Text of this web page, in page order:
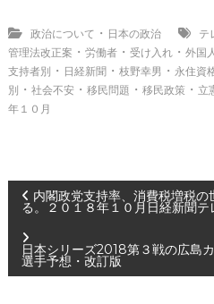
政治について ・ 日本の政治 テ
管理法改正案 ・ 労働者・ 受け入れ・ 外国
支持者別 ・ 日経新聞・ 枝野幸男 ・ 永住資
別 ・ 社会不安・ 移民問題 ・ 移民政策・ 立
年１０月
投
稿
ナ
内閣政党支持率、消費税増税
る。２０１８年１０月日経新聞テ
日本シリーズ2018第３戦の広島
選手予想・改訂版